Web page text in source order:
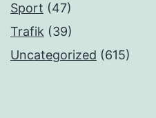
Sport (47)
Trafik (39)
Uncategorized (615)